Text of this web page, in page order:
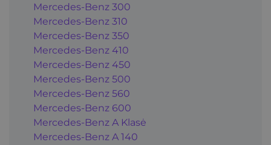
Mercedes-Benz 300
Mercedes-Benz 310
Mercedes-Benz 350
Mercedes-Benz 410
Mercedes-Benz 450
Mercedes-Benz 500
Mercedes-Benz 560
Mercedes-Benz 600
Mercedes-Benz A Klasė
Mercedes-Benz A 140